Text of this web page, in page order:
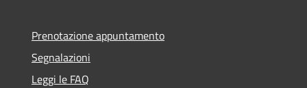
Prenotazione appuntamento
Segnalazioni
Leggi le FAQ